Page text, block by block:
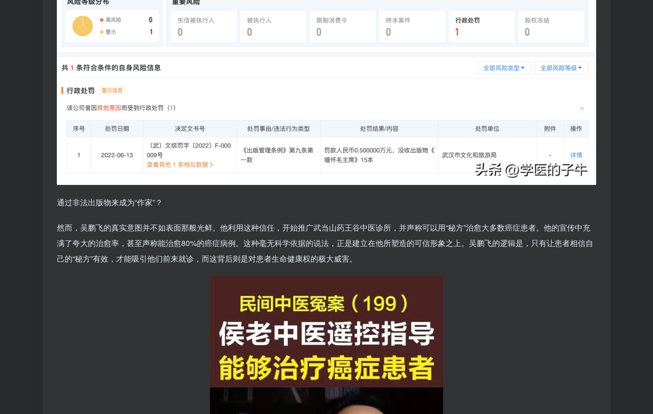
通过非法出版物来成为“作家”？
然而，吴鹏飞的真实意图并不如表面那般光鲜。他利用这种信任，开始推广武当山药王谷中医诊所，并声称可以用“秘方”治愈大多数癌症患者。他的宣传中充
满了夸大的治愈率，甚至声称能治愈80%的癌症病例。这种毫无科学依据的说法，正是建立在他所塑造的可信形象之上。吴鹏飞的逻辑是，只有让患者相信自
己的“秘方”有效，才能吸引他们前来就诊，而这背后则是对患者生命健康权的极大威害。